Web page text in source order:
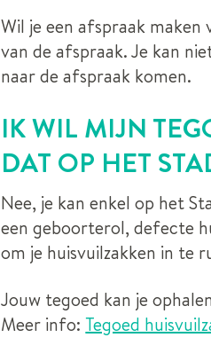
Wil je een afspraak maken
van de afspraak. Je kan
naar de afspraak komen.
IK WIL MIJN
DAT OP HET
Nee, je kan enkel op het
een geboorterol, defecte
om je huisvuilzakken in te
Jouw tegoed kan je
Meer info:Tegoed